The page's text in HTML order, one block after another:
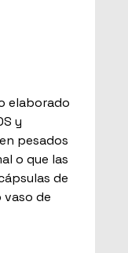
elaborado
y
pesados
o que las
de
de